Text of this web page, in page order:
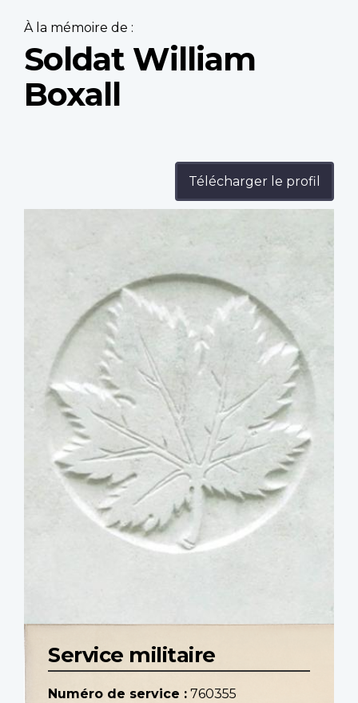
À la mémoire de :
Soldat William
Boxall
Télécharger le profil
Service militaire
Numéro de service : 760355